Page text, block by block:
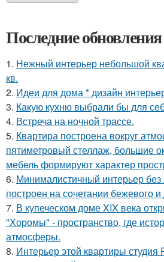
Последние
1. Нежный интерьер небольшой
кв.
2. Идеи для дома * дизайн
3. Какую кухню выбрали бы для
4. Встреча на ночной трассе.
5. Квартира построена вокруг
пятиметровый стеллаж, большие
мебель формируют характер
6. Минималистичный интерьер
построен на сочетании бежевого
7. В купеческом доме XIX века
"Хоромы" - пространство, где
атмосферы.
8. Интерьер этой квартиры студия